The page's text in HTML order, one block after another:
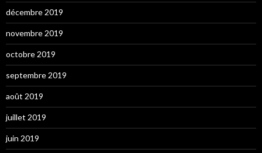
décembre 2019
novembre 2019
octobre 2019
septembre 2019
août 2019
juillet 2019
juin 2019